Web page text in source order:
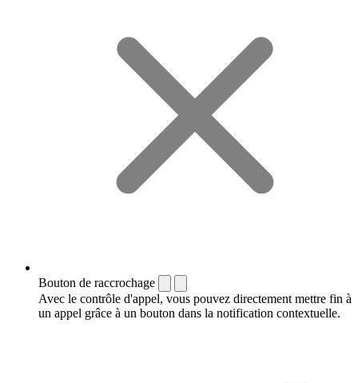
Bouton de raccrochage
Avec le contrôle d'appel, vous pouvez directement mettre fin à
un appel grâce à un bouton dans la notification contextuelle.